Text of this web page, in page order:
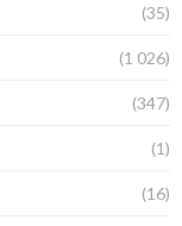
(35)
(1 026)
(347)
(1)
(16)